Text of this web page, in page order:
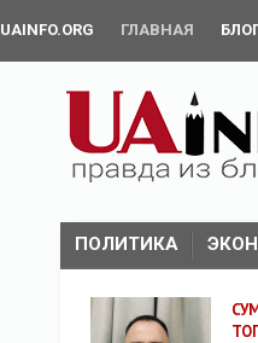
UAINFO.ORG ГЛАВНАЯ
ПОЛИТИКА